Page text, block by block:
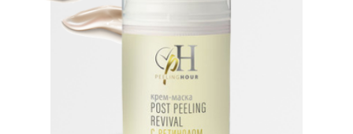
Подробнее